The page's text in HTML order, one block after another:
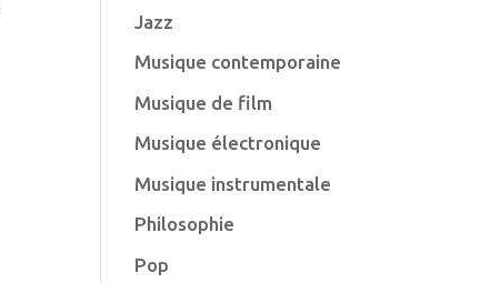
Jazz
Musique contemporaine
Musique de film
Musique électronique
Musique instrumentale
Philosophie
Pop